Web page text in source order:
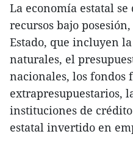
La economía estatal
recursos bajo
Estado, que incluyen
naturales, el
nacionales, los fondos
extrapresupuestarios,
instituciones de
estatal invertido en